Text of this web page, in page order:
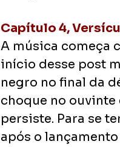
Capítulo 4,
A música começa
início desse post
negro no final da
choque no ouvinte
persiste. Para se
após o